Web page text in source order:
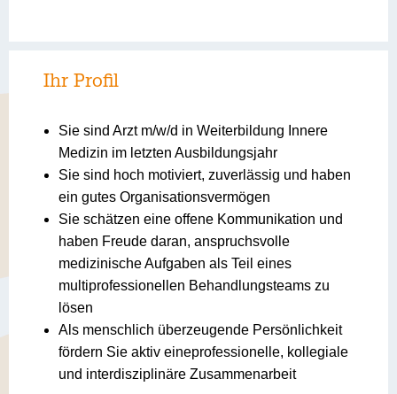
Ihr Profil
Sie sind Arzt m/w/d in Weiterbildung Innere
Medizin im letzten Ausbildungsjahr
Sie sind hoch motiviert, zuverlässig und haben
ein gutes Organisationsvermögen
Sie schätzen eine offene Kommunikation und
haben Freude daran, anspruchsvolle
medizinische Aufgaben als Teil eines
multiprofessionellen Behandlungsteams zu
lösen
Als menschlich überzeugende Persönlichkeit
fördern Sie aktiv eineprofessionelle, kollegiale
und interdisziplinäre Zusammenarbeit